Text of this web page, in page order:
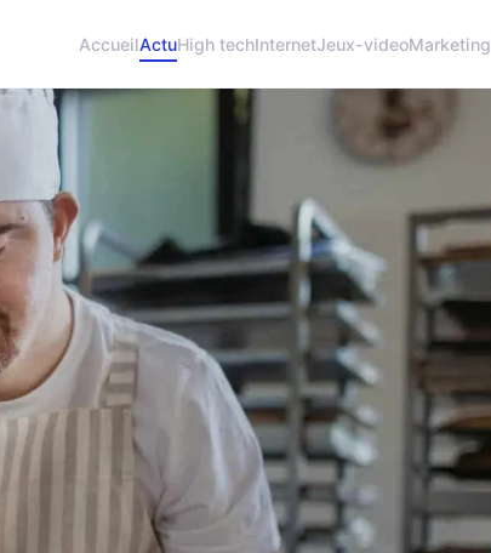
AccueilActuHigh techInternetJeux-videoMarketing